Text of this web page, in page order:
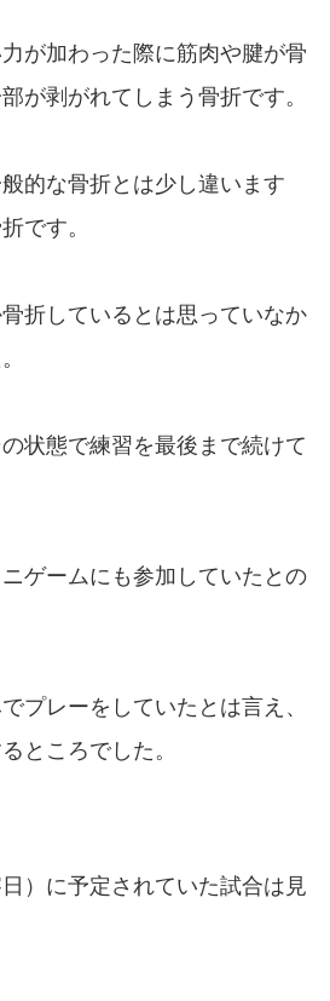
が加わった際に筋肉や腱が骨
が剥がれてしまう骨折です。
的な骨折とは少し違います
です。
折しているとは思っていなか
状態で練習を最後まで続けて
ゲームにも参加していたとの
プレーをしていたとは言え、
ところでした。
）に予定されていた試合は見